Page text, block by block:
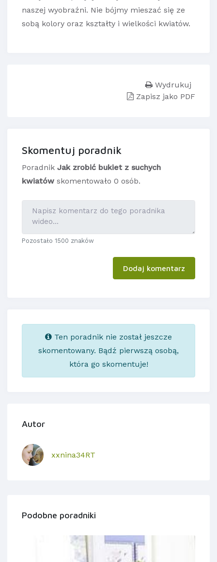
naszej wyobraźni. Nie bójmy mieszać się ze
sobą kolory oraz kształty i wielkości kwiatów.
Wydrukuj
Zapisz jako PDF
Skomentuj poradnik
Poradnik Jak zrobić bukiet z suchych
kwiatów skomentowało 0 osób.
Pozostało 1500 znaków
Dodaj komentarz
Ten poradnik nie został jeszcze
skomentowany. Bądź pierwszą osobą,
która go skomentuje!
Autor
xxnina34RT
Podobne poradniki